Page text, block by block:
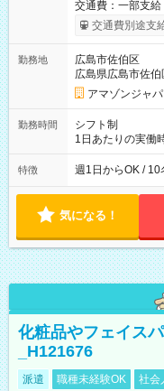
交通費：一部支
実費支給） ※22:00～翌5:00までは時給25%UP！ ■給与前払い
制度あり ※前払
交通費別途支
勤務地
広島市佐伯区
広島県広島市佐
アマゾンジャ
勤務時間
シフト制
1日あたりの実働
社後、就業可能
特徴 週1日からOK /
気になる！
化粧品やフェイス
_H121676
派遣 職種未経験OK 社会